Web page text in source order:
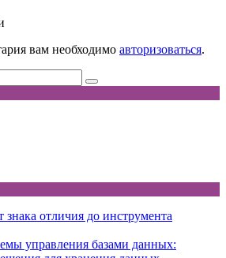
вам необходимо авторизоваться.
отличия до инструмента
управления базами данных: